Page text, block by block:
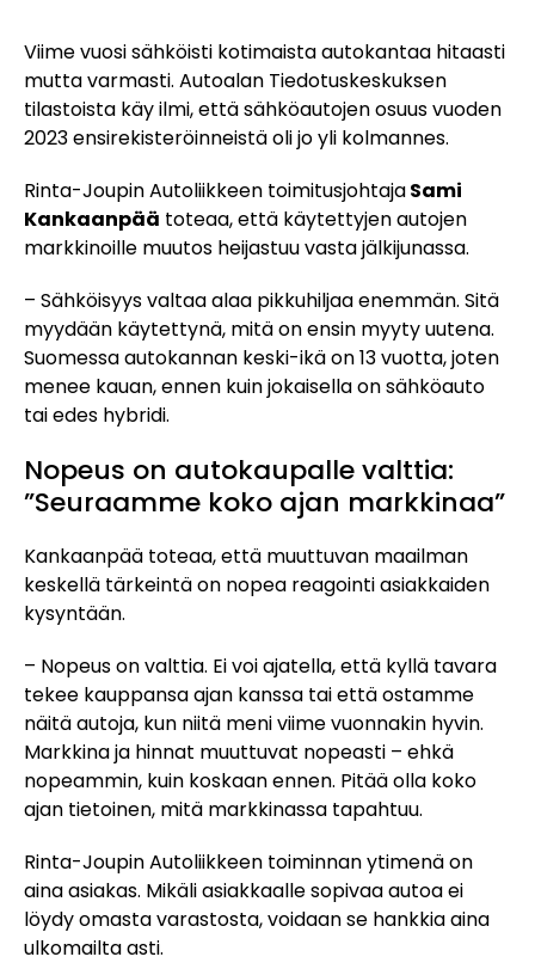
Viime vuosi sähköisti kotimaista autokantaa hitaasti
mutta varmasti. Autoalan Tiedotuskeskuksen
tilastoista käy ilmi, että sähköautojen osuus vuoden
2023 ensirekisteröinneistä oli jo yli kolmannes.
Rinta-Joupin Autoliikkeen toimitusjohtajaSami
Kankaanpää toteaa, että käytettyjen autojen
markkinoille muutos heijastuu vasta jälkijunassa.
– Sähköisyys valtaa alaa pikkuhiljaa enemmän. Sitä
myydään käytettynä, mitä on ensin myyty uutena.
Suomessa autokannan keski-ikä on 13 vuotta, joten
menee kauan, ennen kuin jokaisella on sähköauto
tai edes hybridi.
Nopeus on autokaupalle valttia:
”Seuraamme koko ajan markkinaa”
Kankaanpää toteaa, että muuttuvan maailman
keskellä tärkeintä on nopea reagointi asiakkaiden
kysyntään.
– Nopeus on valttia. Ei voi ajatella, että kyllä tavara
tekee kauppansa ajan kanssa tai että ostamme
näitä autoja, kun niitä meni viime vuonnakin hyvin.
Markkina ja hinnat muuttuvat nopeasti – ehkä
nopeammin, kuin koskaan ennen. Pitää olla koko
ajan tietoinen, mitä markkinassa tapahtuu.
Rinta-Joupin Autoliikkeen toiminnan ytimenä on
aina asiakas. Mikäli asiakkaalle sopivaa autoa ei
löydy omasta varastosta, voidaan se hankkia aina
ulkomailta asti.